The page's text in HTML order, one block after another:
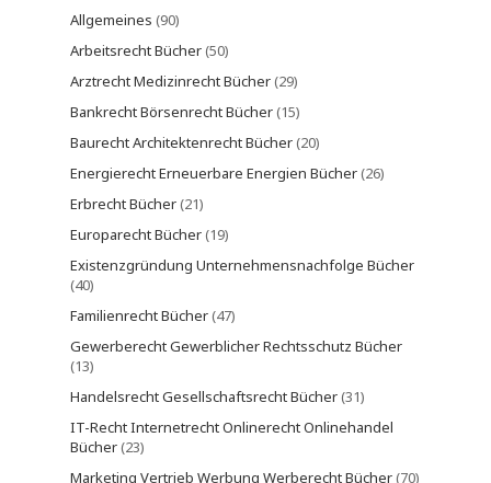
Allgemeines (90)
Arbeitsrecht Bücher(50)
Arztrecht Medizinrecht Bücher(29)
Bankrecht Börsenrecht Bücher(15)
Baurecht Architektenrecht Bücher(20)
Energierecht Erneuerbare Energien Bücher(26)
Erbrecht Bücher(21)
Europarecht Bücher(19)
Existenzgründung Unternehmensnachfolge Bücher
(40)
Familienrecht Bücher(47)
Gewerberecht Gewerblicher Rechtsschutz Bücher
(13)
Handelsrecht Gesellschaftsrecht Bücher(31)
IT-Recht Internetrecht Onlinerecht Onlinehandel
Bücher(23)
Marketing Vertrieb Werbung Werberecht Bücher(70)